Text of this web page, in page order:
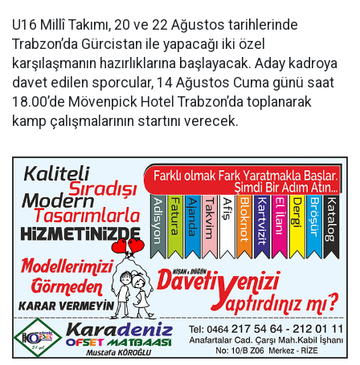
U16 Millî Takımı, 20 ve 22 Ağustos tarihlerinde
Trabzon’da Gürcistan ile yapacağı iki özel
karşılaşmanın hazırlıklarına başlayacak. Aday kadroya
davet edilen sporcular, 14 Ağustos Cuma günü saat
18.00’de Mövenpick Hotel Trabzon’da toplanarak
kamp çalışmalarının startını verecek.